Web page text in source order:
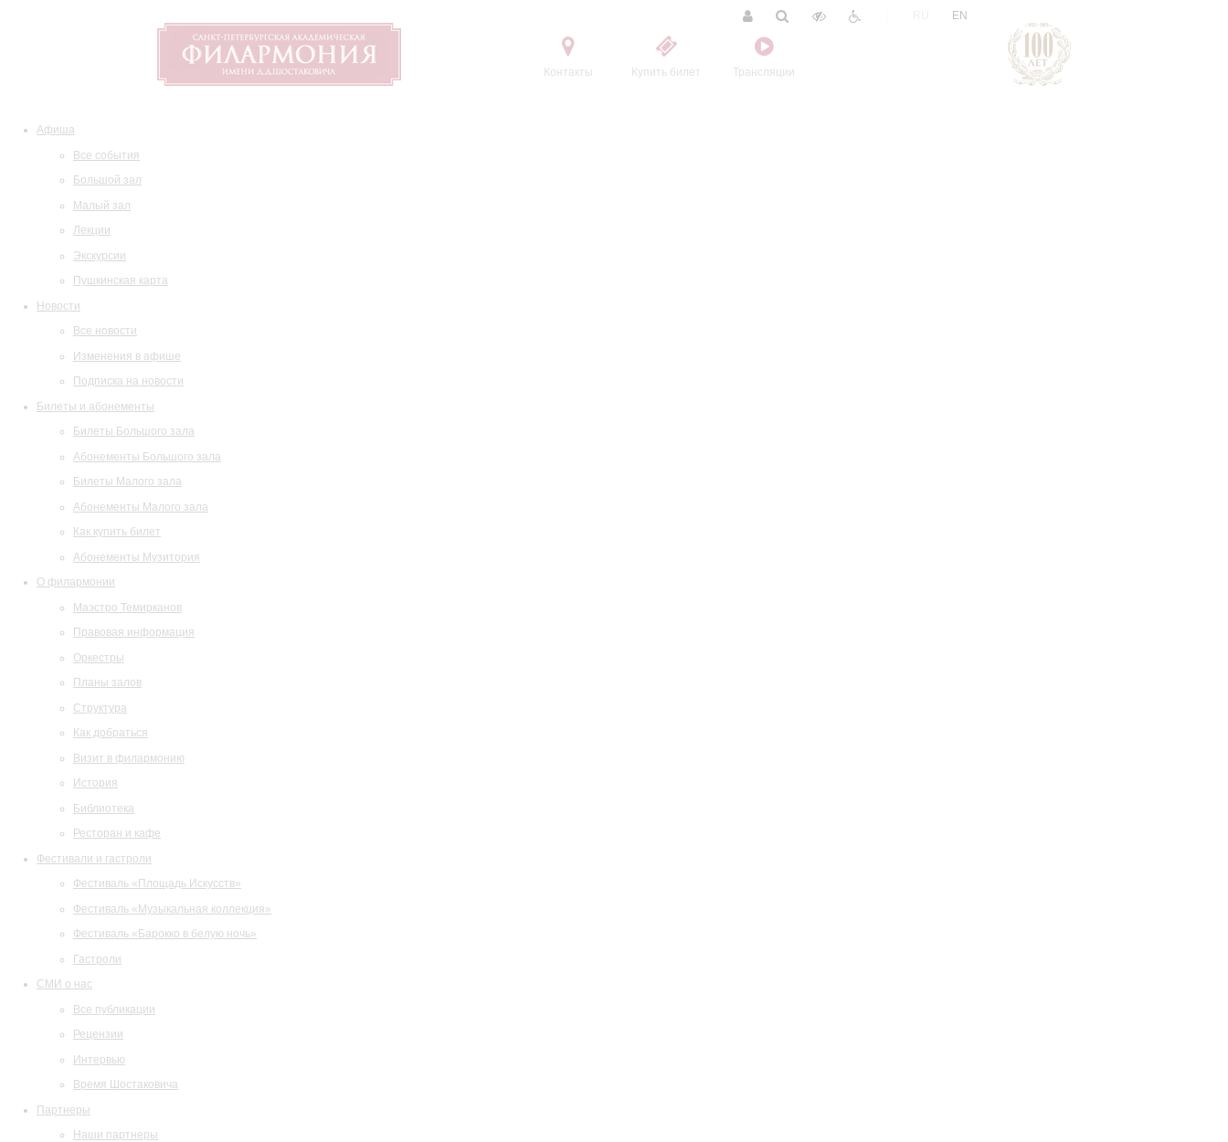
Контакты Купить билет Трансляции
EN
Афиша
Все события
Большой зал
Малый зал
Лекции
Экскурсии
Пушкинская карта
Новости
Все новости
Изменения в афише
Подписка на новости
Билеты и абонементы
Билеты Большого зала
Абонементы Большого зала
Билеты Малого зала
Абонементы Малого зала
Как купить билет
Абонементы Музитория
О филармонии
Маэстро Темирканов
Правовая информация
Оркестры
Планы залов
Структура
Как добраться
Визит в филармонию
История
Библиотека
Ресторан и кафе
Фестивали и гастроли
Фестиваль «Площадь Искусств»
Фестиваль «Музыкальная коллекция»
Фестиваль «Барокко в белую ночь»
Гастроли
СМИ о нас
Все публикации
Рецензии
Интервью
Время Шостаковича
Партнеры
Наши партнеры